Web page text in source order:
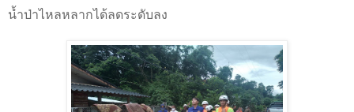
น้ำป่าไหลหลากได้ลดระดับลง